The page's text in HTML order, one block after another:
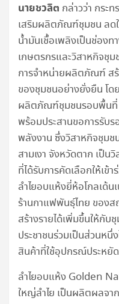
นายชวลิต กล่าวว่า กระ
เสริมผลิตภัณฑ์ชุมชน ลด
น้ำมันเชื้อเพลิงเป็นช่องท
เกษตรกรและวิสาหกิจชุม
การจำหน่ายผลิตภัณฑ์ ส
ของชุมชนอย่างยั่งยืน โด
ผลิตภัณฑ์ชุมชนรอบพื้นที่
พร้อมประสานขอการรับ
พลังงาน ซึ่งวิสาหกิจชุมช
สามเงา จังหวัดตาก เป็
ที่ได้รับการคัดเลือกให้เข้
ลำไยอบแห้งยี่ห้อโกลเด้น
ร้านกาแฟพันธุ์ไทย ของส
สร้างรายได้เพิ่มขึ้นให้กับ
ประชาชนร่วมเป็นส่วนหนึ่
สินค้าที่ใช้อุปกรณ์ประหยั
ลำไยอบแห้ง Golden
ใหญ่ลำไย เป็นผลิตผลจ